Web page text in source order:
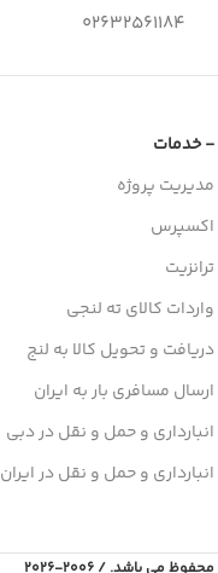
02632561184
- خدمات
مدیریت پروژه
اکسپرس
ترانزیت
واردات کالای ته لنجی
دریافت و تحویل کالا به لنج
ارسال مسافری بار به ایران
انبارداری و حمل و نقل در دبی
انبارداری و حمل و نقل در ایران
محفوظ می باشد. / 2006-2026